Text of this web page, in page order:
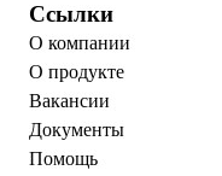
Ссылки
О компании
О продукте
Вакансии
Документы
Помощь